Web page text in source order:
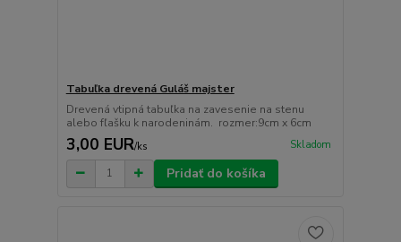
Tabuľka drevená Guláš majster
Drevená vtipná tabuľka na zavesenie na stenu
alebo fľašku k narodeninám. rozmer:9cm x 6cm
3,00 EUR/ks Skladom
Pridať do košíka